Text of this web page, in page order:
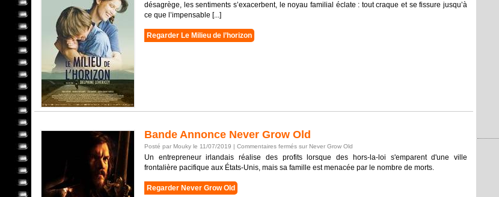
désagrège, les sentiments s’exacerbent, le noyau familial éclate : tout craque et se fissure jusqu’à
ce que l’impensable [...]
Regarder Le Milieu de l’horizon
Bande Annonce Never Grow Old
Posté par Mouky le 11/07/2019 | Commentaires fermés sur Never Grow Old
Un entrepreneur irlandais réalise des profits lorsque des hors-la-loi s'emparent d'une ville
frontalière pacifique aux États-Unis, mais sa famille est menacée par le nombre de morts.
Regarder Never Grow Old